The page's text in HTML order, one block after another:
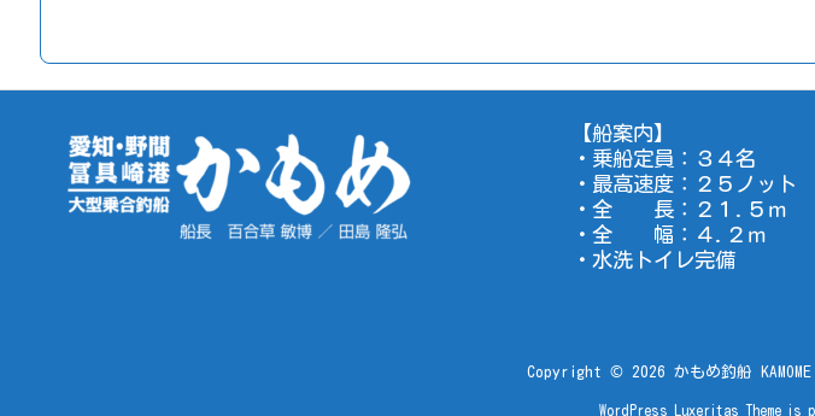
【船案内】
・乗船定員：３４名
・最高速度：２５ノット
・全 長：２１.５ｍ
・全 幅：４.２ｍ
・水洗トイレ完備
Copyright © 2026 かもめ釣船
WordPress Luxeritas Theme is